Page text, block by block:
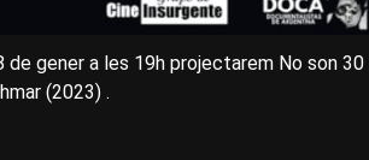
de gener a les 19h projectarem No son
(2023) .